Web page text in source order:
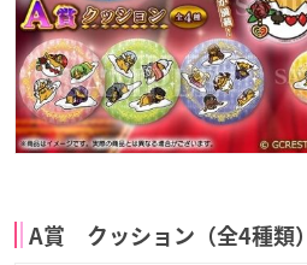
A賞 クッション（全4種類）